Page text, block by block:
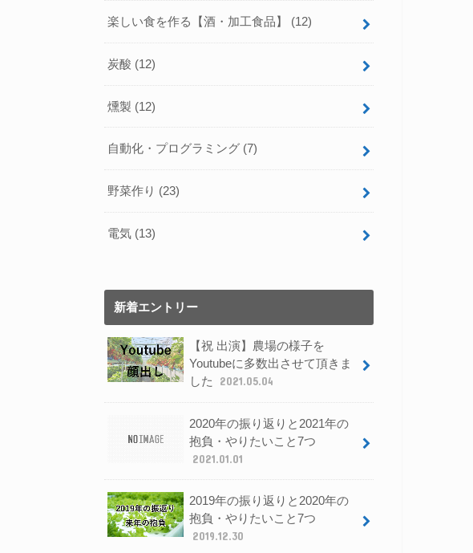
楽しい食を作る【酒・加工食品】 (12)
炭酸 (12)
燻製 (12)
自動化・プログラミング (7)
野菜作り (23)
電気 (13)
新着エントリー
【祝 出演】農場の様子を
Youtubeに多数出させて頂きま
した
2021.05.04
2020年の振り返りと2021年の
抱負・やりたいこと7つ
2021.01.01
2019年の振り返りと2020年の
抱負・やりたいこと7つ
2019.12.30